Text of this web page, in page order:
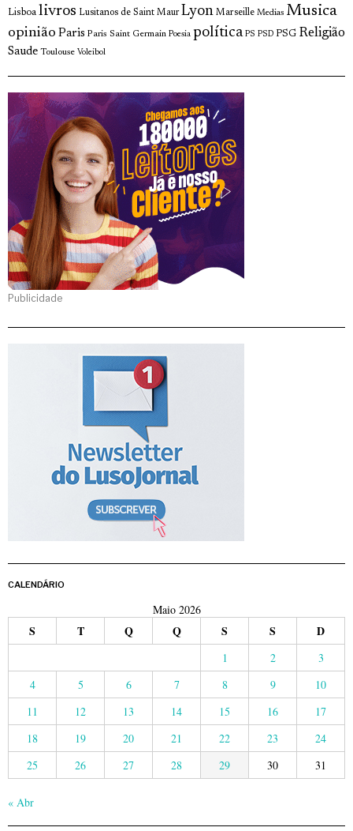
Lisboa livros Lusitanos de Saint Maur Lyon Marseille Medias Musica
opinião Paris Paris Saint Germain Poesia política PS PSD PSG Religião
Saude Toulouse Voleibol
Publicidade
CALENDÁRIO
Maio 2026
S T Q Q S S D
1 2
3
4
5 6 7 8 9
10
11
12 13 14 15 16
17
18
19 20 21 22 23
24
25
26 27 28 29 30 31
« Abr